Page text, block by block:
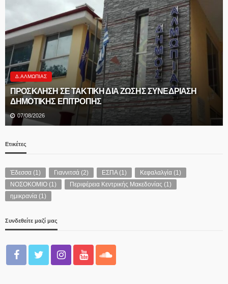
Δ.ΑΛΜΩΠΊΑΣ
ΠΡΟΣΚΛΗΣΗ ΣΕ ΤΑΚΤΙΚΗ ΔΙΑ ΖΩΣΗΣ ΣΥΝΕΔΡΙΑΣΗ
ΔΗΜΟΤΙΚΗΣ ΕΠΙΤΡΟΠΗΣ
07/08/2026
Ετικέτες
Έδεσσα (1) Γιαννιτσά (2) ΕΣΠΑ(1) Κεφαλαλγία (1)
ΝΟΣΟΚΟΜΙΟ (1) Περιφέρεια Κεντρικής Μακεδονίας (1)
ημικρανία (1)
Συνδεθείτε μαζί μας